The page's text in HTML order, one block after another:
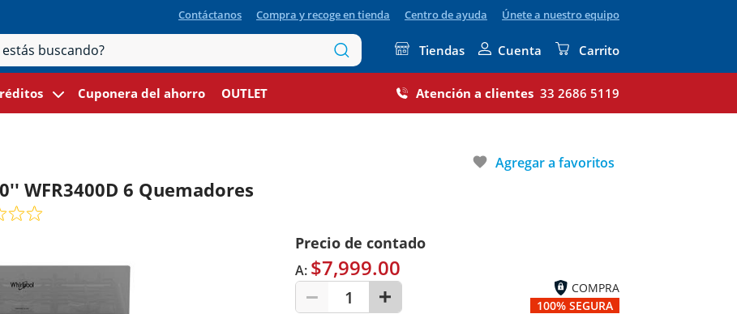
Contáctanos Compra y recoge en tienda Centro de ayuda Únete a nuestro equipo
Tiendas Cuenta Carrito
Cuponera del ahorro OUTLET Atención a clientes 33 2686 5119
favorite Agregar a favoritos
WFR3400D 6 Quemadores
Precio de contado
A: $7,999.00
1
COMPRA
100% SEGURA